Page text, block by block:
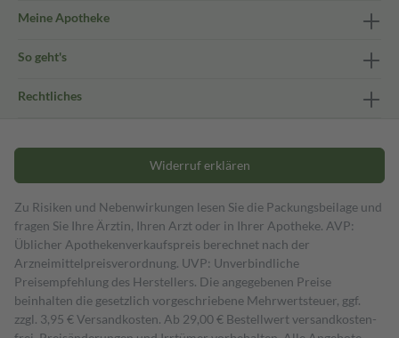
Meine Apotheke
So geht's
Rechtliches
Widerruf erklären
Zu Risiken und Nebenwirkungen lesen Sie die Packungsbeilage und
fragen Sie Ihre Ärztin, Ihren Arzt oder in Ihrer Apotheke. AVP:
Üblicher Apothekenverkaufspreis berechnet nach der
Arzneimittelpreisverordnung. UVP: Unverbindliche
Preisempfehlung des Herstellers. Die angegebenen Preise
beinhalten die gesetzlich vorgeschriebene Mehrwertsteuer, ggf.
zzgl. 3,95 € Versandkosten. Ab 29,00 € Bestell­wert versand­kosten­